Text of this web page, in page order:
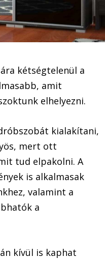
kétségtelenül a
amit
elhelyezni.
kialakítani,
mert ott
tud elpakolni. A
is alkalmasak
valamint a
a
kívül is kaphat